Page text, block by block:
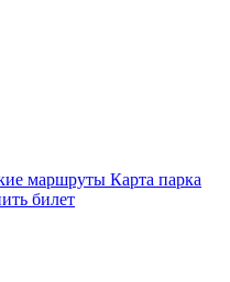
маршруты Карта парка
билет